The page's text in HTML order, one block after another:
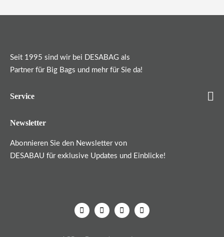
Seit 1995 sind wir bei DESABAG als
Partner für Big Bags und mehr für Sie da!
Service
Newsletter
Abonnieren Sie den Newsletter von
DESABAU für exklusive Updates und Einblicke!